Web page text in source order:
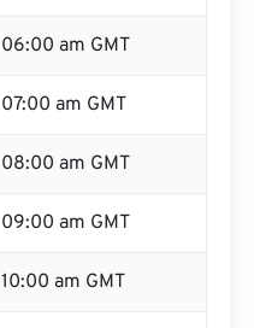
06:00 am GMT
07:00 am GMT
08:00 am GMT
09:00 am GMT
10:00 am GMT